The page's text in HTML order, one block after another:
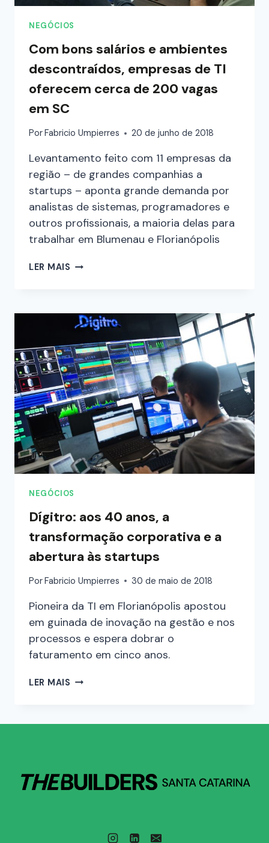
NEGÓCIOS
Com bons salários e ambientes
descontraídos, empresas de TI
oferecem cerca de 200 vagas
em SC
Por Fabricio Umpierres 20 de junho de 2018
Levantamento feito com 11 empresas da
região – de grandes companhias a
startups – aponta grande demanda por
analistas de sistemas, programadores e
outros profissionais, a maioria delas para
trabalhar em Blumenau e Florianópolis
LER MAIS
NEGÓCIOS
Dígitro: aos 40 anos, a
transformação corporativa e a
abertura às startups
PorFabricio Umpierres 30 de maio de 2018
Pioneira da TI em Florianópolis apostou
em guinada de inovação na gestão e nos
processos e espera dobrar o
faturamento em cinco anos.
LER MAIS